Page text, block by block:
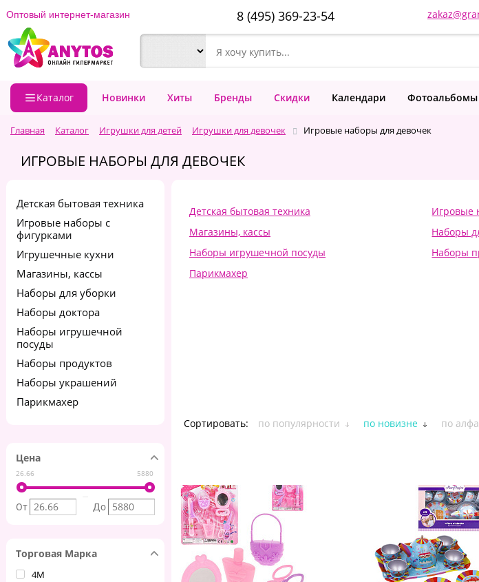
Оптовый интернет-магазин 8 (495) 369-23-54
Каталог Новинки Хиты Бренды Скидки Календари Фотоальбомы
Главная Каталог Игрушки для детей Игрушки для девочек Игровые наборы для девочек
ИГРОВЫЕ НАБОРЫ ДЛЯ ДЕВОЧЕК
Детская бытовая техника
Игровые наборы с
фигурками
Игрушечные кухни
Магазины, кассы
Наборы для уборки
Наборы доктора
Наборы игрушечной
посуды
Наборы продуктов
Наборы украшений
Парикмахер
Цена
26.66 5880
От До
Торговая Марка
4М
Детская бытовая техника Игровые
Магазины, кассы
Наборы
Наборы игрушечной посуды
Наборы
Парикмахер
Сортировать:
по популярности по новизне по